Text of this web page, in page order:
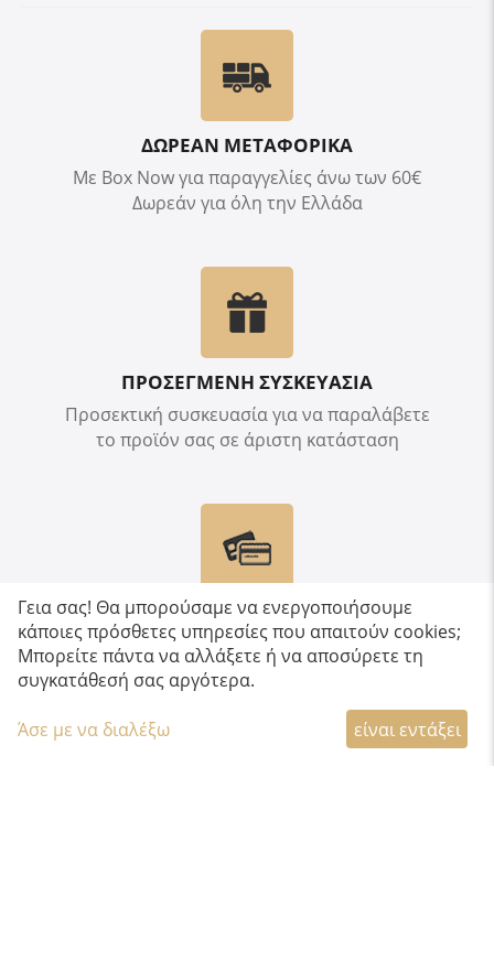
ΔΩΡΕΑΝ ΜΕΤΑΦΟΡΙΚΑ
Με Box Now για παραγγελίες άνω των 60€
Δωρεάν για όλη την Ελλάδα
ΠΡΟΣΕΓΜΕΝΗ ΣΥΣΚΕΥΑΣΙΑ
Προσεκτική συσκευασία για να παραλάβετε
το προϊόν σας σε άριστη κατάσταση
ΠΟΛΛΑΠΛΟΙ ΤΡΟΠΟΙ ΠΛΗΡΩΜΗΣ
Πληρώστε με πιστωτική/χρεωστική κάρτα,
Paypal, κατάθεση σε τραπεζικό λογαριασμό &
Γεια σας! Θα μπορούσαμε να ενεργοποιήσουμε
κάποιες πρόσθετες υπηρεσίες που απαιτούν cookies;
Μπορείτε πάντα να αλλάξετε ή να αποσύρετε τη
συγκατάθεσή σας αργότερα.
Άσε με να διαλέξω είναι εντάξει